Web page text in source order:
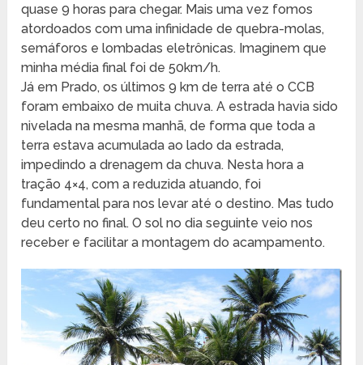
quase 9 horas para chegar. Mais uma vez fomos
atordoados com uma infinidade de quebra-molas,
semáforos e lombadas eletrônicas. Imaginem que
minha média final foi de 50km/h.
Já em Prado, os últimos 9 km de terra até o CCB
foram embaixo de muita chuva. A estrada havia sido
nivelada na mesma manhã, de forma que toda a
terra estava acumulada ao lado da estrada,
impedindo a drenagem da chuva. Nesta hora a
tração 4×4, com a reduzida atuando, foi
fundamental para nos levar até o destino. Mas tudo
deu certo no final. O sol no dia seguinte veio nos
receber e facilitar a montagem do acampamento.